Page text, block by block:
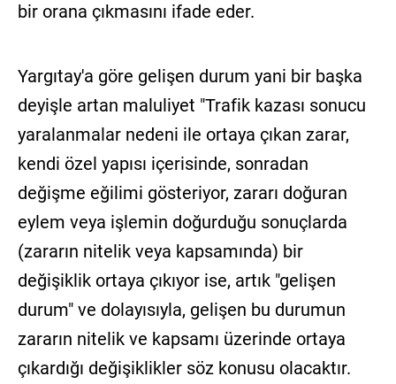
bir orana çıkmasını ifade eder.
Yargıtay'a göre gelişen durum yani bir başka
deyişle artan maluliyet "Trafik kazası sonucu
yaralanmalar nedeni ile ortaya çıkan zarar,
kendi özel yapısı içerisinde, sonradan
değişme eğilimi gösteriyor, zararı doğuran
eylem veya işlemin doğurduğu sonuçlarda
(zararın nitelik veya kapsamında) bir
değişiklik ortaya çıkıyor ise, artık "gelişen
durum" ve dolayısıyla, gelişen bu durumun
zararın nitelik ve kapsamı üzerinde ortaya
çıkardığı değişiklikler söz konusu olacaktır.